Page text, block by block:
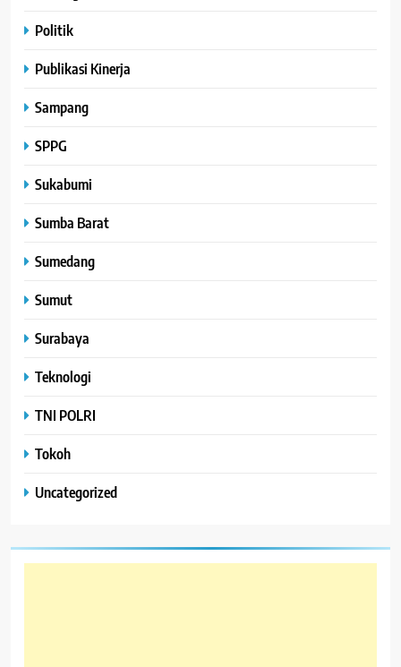
Politik
Publikasi Kinerja
Sampang
SPPG
Sukabumi
Sumba Barat
Sumedang
Sumut
Surabaya
Teknologi
TNI POLRI
Tokoh
Uncategorized